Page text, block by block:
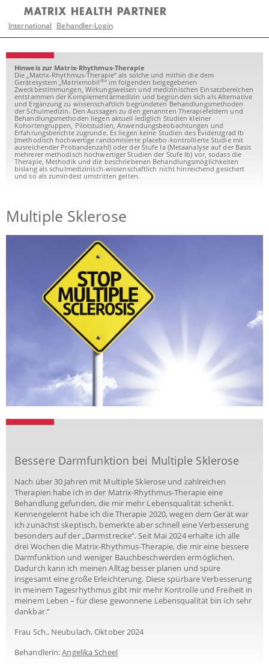
International Behandler-Login
Hinweis zur Matrix-Rhythmus-Therapie
Die „Matrix-Rhythmus-Therapie“ als solche und mithin die dem
Gerätesystem „Matrixmobil®“ im folgenden beigegebenen
Zweckbestimmungen, Wirkungsweisen und medizinischen Einsatzbereichen
entstammen der Komplementärmedizin und begründen sich als Alternative
und Ergänzung zu wissenschaftlich begründeten Behandlungsmethoden
der Schulmedizin. Den Aussagen zu den genannten Therapiefeldern und
Behandlungsmethoden liegen aktuell lediglich Studien kleiner
Kohortengruppen, Pilotstudien, Anwendungsbeobachtungen und
Erfahrungsberichte zugrunde. Es liegen keine Studien des Evidenzgrad Ib
(methodisch hochwertige randomisierte placebo-kontrollierte Studie mit
ausreichender Probandenzahl) oder der Stufe Ia (Metaanalyse auf der Basis
mehrerer methodisch hochwertiger Studien der Stufe Ib) vor, sodass die
Therapie, Methodik und die beschriebenen Behandlungsmöglichkeiten
bislang als schulmedizinisch-wissenschaftlich nicht hinreichend gesichert
und so als zumindest umstritten gelten.
Multiple Sklerose
Bessere Darmfunktion bei Multiple Sklerose
Nach über 30 Jahren mit Multiple Sklerose und zahlreichen
Therapien habe ich in der Matrix-Rhythmus-Therapie eine
Behandlung gefunden, die mir mehr Lebensqualität schenkt.
Kennengelernt habe ich die Therapie 2020, wegen dem Gerät war
ich zunächst skeptisch, bemerkte aber schnell eine Verbesserung
besonders auf der „Darmstrecke“. Seit Mai 2024 erhalte ich alle
drei Wochen die Matrix-Rhythmus-Therapie, die mir eine bessere
Darmfunktion und weniger Bauchbeschwerden ermöglichen.
Dadurch kann ich meinen Alltag besser planen und spüre
insgesamt eine große Erleichterung. Diese spürbare Verbesserung
in meinem Tagesrhythmus gibt mir mehr Kontrolle und Freiheit in
meinem Leben – für diese gewonnene Lebensqualität bin ich sehr
dankbar.“
Frau Sch., Neubulach, Oktober 2024
Behandlerin:Angelika Scheel